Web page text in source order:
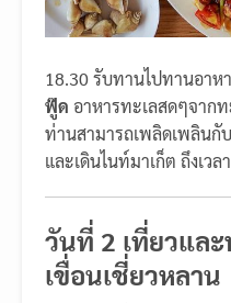
18.30 รับทานไปทานอาห
ฟู๊ด อาหารทะเลสดๆจาก
ท่านสามารถเพลิดเพลินกั
และเดินไนท์มาเก็ต ถึงเว
วันที่ 2 เที่ยวแล
เขื่อนเชี่ยวหลาน